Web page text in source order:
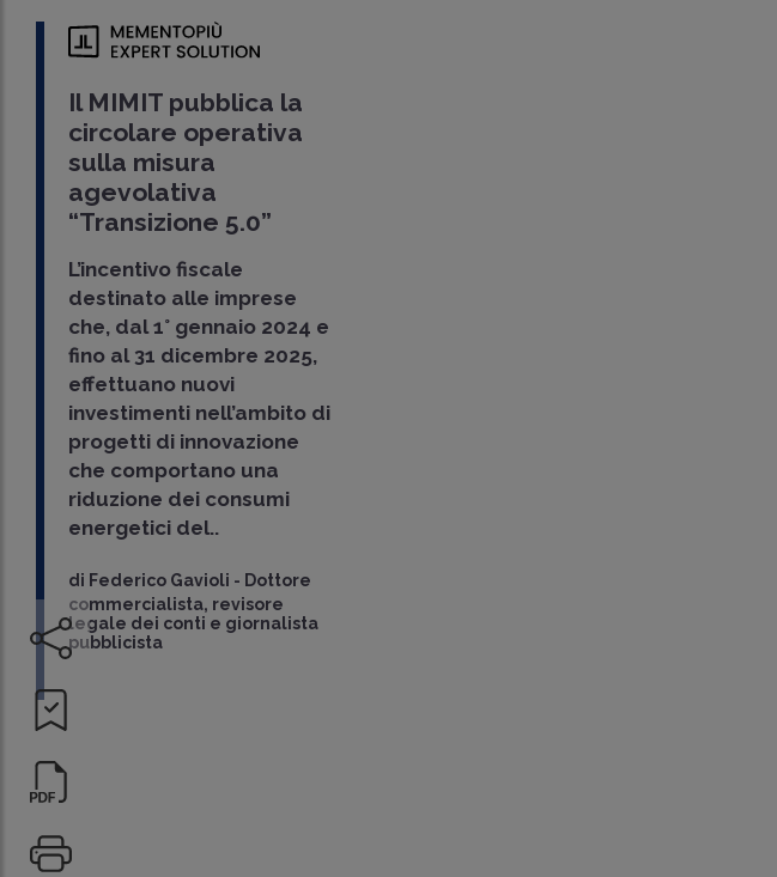
Il MIMIT pubblica la
circolare operativa
sulla misura
agevolativa
“Transizione 5.0”
L’incentivo fiscale
destinato alle imprese
che, dal 1° gennaio 2024 e
fino al 31 dicembre 2025,
effettuano nuovi
investimenti nell’ambito di
progetti di innovazione
che comportano una
riduzione dei consumi
energetici del..
di Federico Gavioli - Dottore
commercialista, revisore
legale dei conti e giornalista
pubblicista